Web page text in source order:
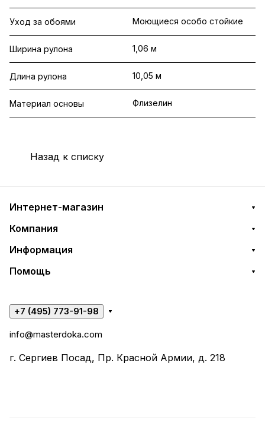
Уход за обоями Моющиеся особо стойкие
Ширина рулона 1,06 м
Длина рулона 10,05 м
Материал основы Флизелин
Назад к списку
Интернет-магазин
Компания
Информация
Помощь
+7 (495) 773-91-98
info@masterdoka.com
г. Сергиев Посад, Пр. Красной Армии, д. 218